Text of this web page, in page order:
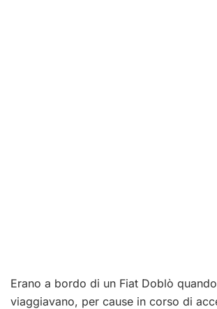
Erano a bordo di un Fiat Doblò
viaggiavano, per cause in corso di